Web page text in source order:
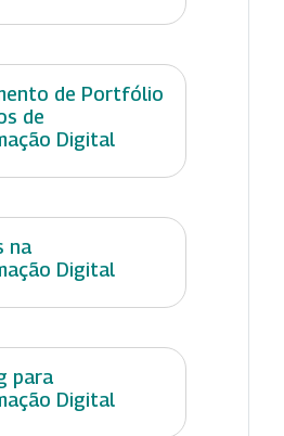
de Portfólio
de
Digital
na
Digital
para
Digital